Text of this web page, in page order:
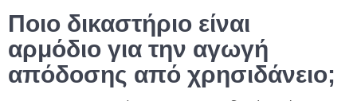
Ποιο δικαστήριο είναι
αρμόδιο για την αγωγή
απόδοσης από χρησιδάνειο;